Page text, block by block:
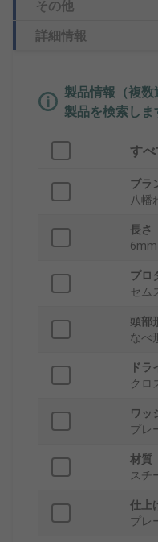
その他
詳細情報
製品情報（複
製品を検索しま
す
ブラ
八幡
長さ
6mm
プロ
セム
頭部
なべ
ド
クロ
ワッ
プレ
材質
スチ
仕上
プレ